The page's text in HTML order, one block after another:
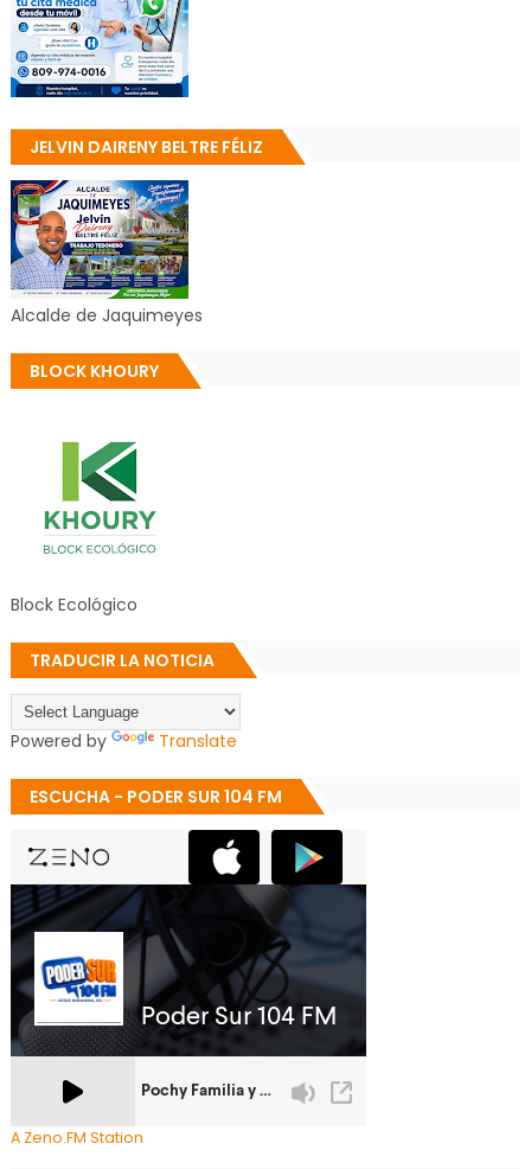
JELVIN DAIRENY BELTRE FÉLIZ
Alcalde de Jaquimeyes
BLOCK KHOURY
Block Ecológico
TRADUCIR LA NOTICIA
Powered by Translate
ESCUCHA - PODER SUR 104 FM
A Zeno.FM Station